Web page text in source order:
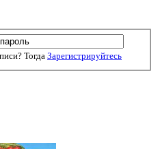
Тогда Зарегистрируйтесь